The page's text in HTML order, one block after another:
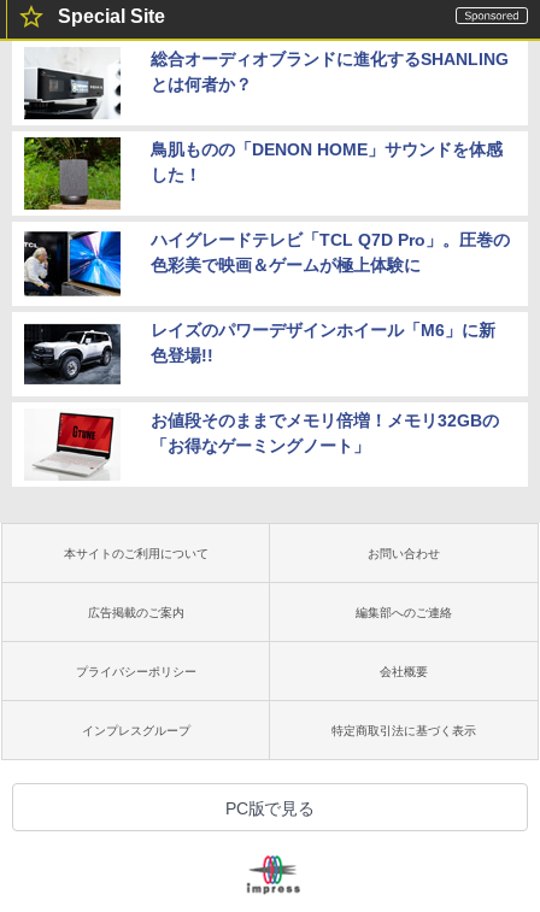
Special Site
総合オーディオブランドに進化するSHANLING
とは何者か？
鳥肌ものの「DENON HOME」サウンドを体感
した！
ハイグレードテレビ「TCL Q7D Pro」。圧巻の
色彩美で映画＆ゲームが極上体験に
レイズのパワーデザインホイール「M6」に新
色登場!!
お値段そのままでメモリ倍増！メモリ32GBの
「お得なゲーミングノート」
本サイトのご利用について お問い合わせ
広告掲載のご案内 編集部へのご連絡
プライバシーポリシー 会社概要
インプレスグループ 特定商取引法に基づく表示
PC版で見る